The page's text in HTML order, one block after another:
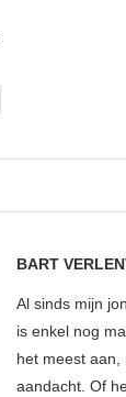
BART
Al sinds mijn
is enkel nog
het meest
aandacht. Of